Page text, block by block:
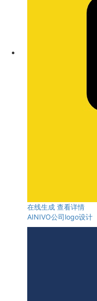
在线生成 查看详情
AINIVO公司logo设计